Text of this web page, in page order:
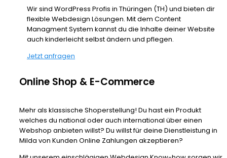
Wir sind WordPress Profis in Thüringen (TH) und bieten dir
flexible Webdesign Lösungen. Mit dem Content
Managment System kannst du die Inhalte deiner Website
auch kinderleicht selbst ändern und pflegen.
Jetzt anfragen
Online Shop & E-Commerce
Mehr als klassische Shoperstellung! Du hast ein Produkt
welches du national oder auch international über einen
Webshop anbieten willst? Du willst für deine Dienstleistung in
Milda von Kunden Online Zahlungen akzeptieren?